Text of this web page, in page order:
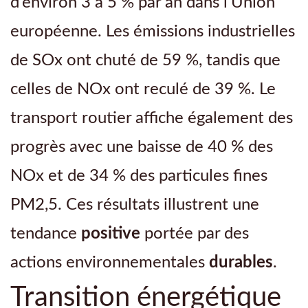
européenne. Les émissions industrielles
de SOx ont chuté de 59 %, tandis que
celles de NOx ont reculé de 39 %. Le
transport routier affiche également des
progrès avec une baisse de 40 % des
NOx et de 34 % des particules fines
PM2,5. Ces résultats illustrent une
tendance positive portée par des
actions environnementales durables.
Transition énergétique